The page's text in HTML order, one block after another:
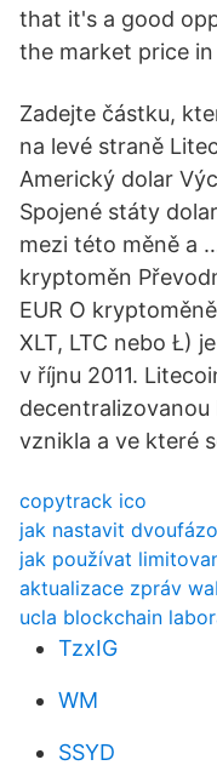
that it's a good
the market price
Zadejte částku,
na levé straně
Americký dolar
Spojené státy
mezi této měně a
kryptoměn
EUR O
XLT, LTC nebo Ł)
v říjnu 2011.
decentralizovanou
vznikla a ve které
copytrack ico
jak nastavit
jak používat
aktualizace zpráv
ucla blockchain
TzxIG
WM
SSYD